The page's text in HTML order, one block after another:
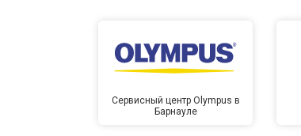
Сервисный центр Olympus в
Барнауле